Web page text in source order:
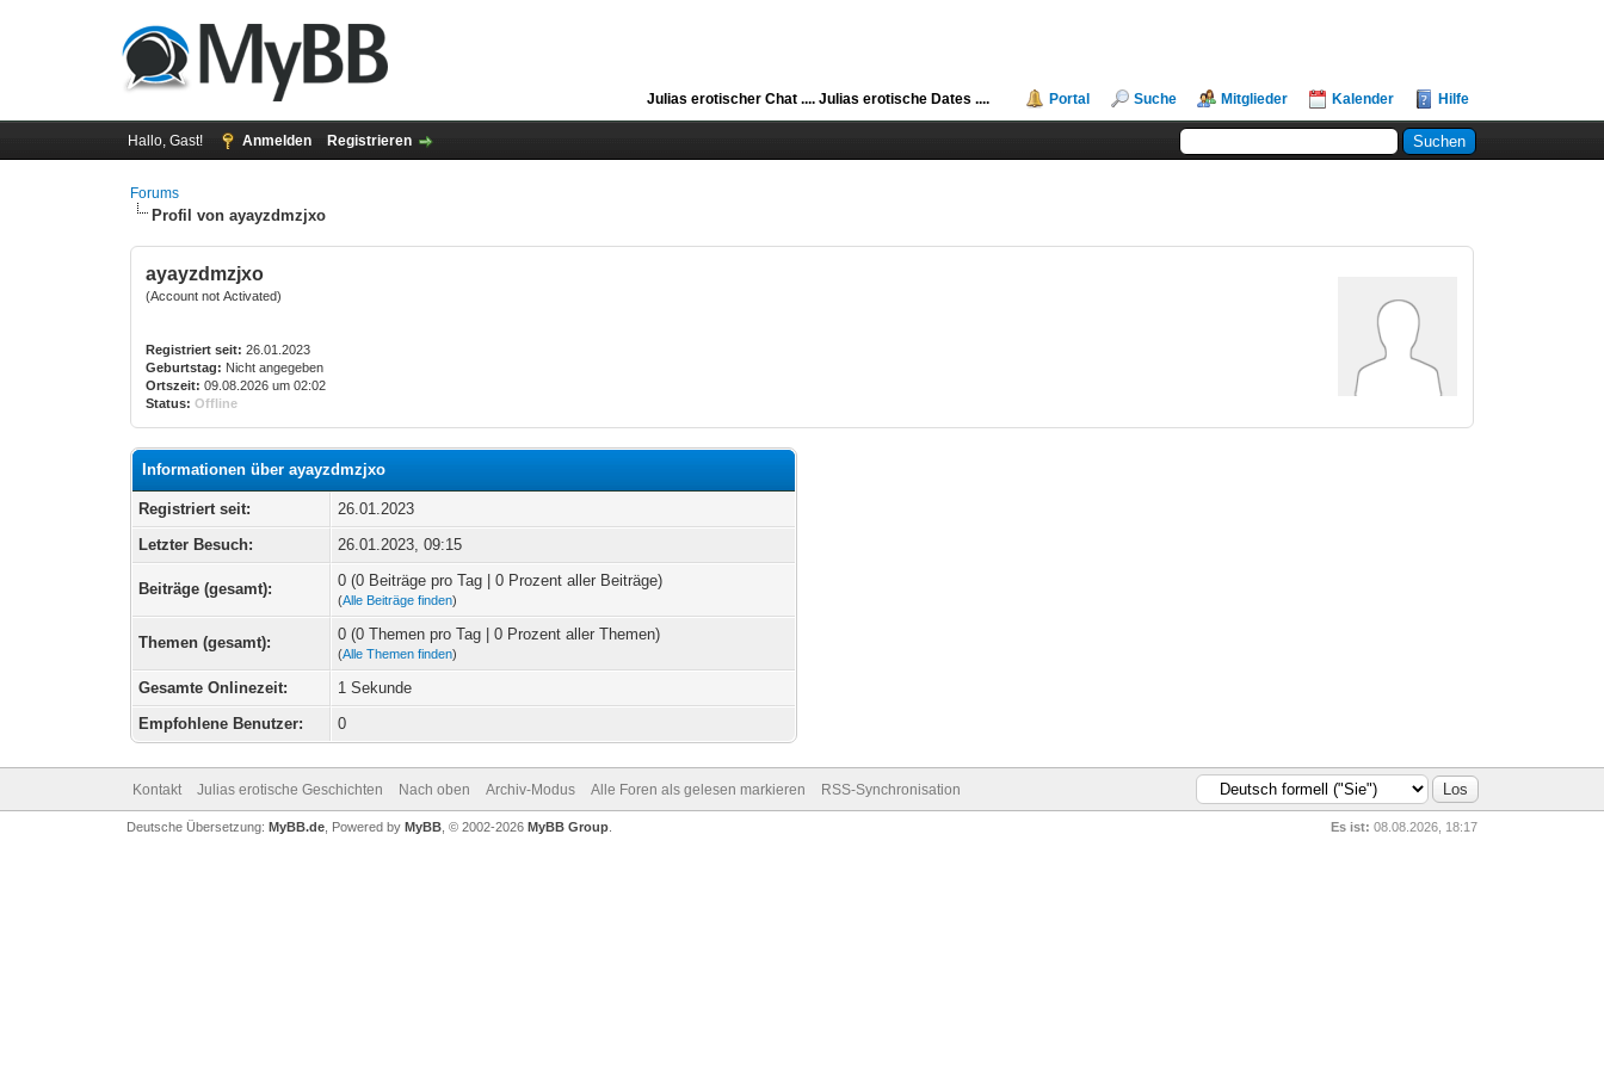
Julias erotischer Chat ....Julias erotische Dates .... Portal Suche Mitglieder Kalender Hilfe
Hallo, Gast! Anmelden Registrieren
Forums
Profil von ayayzdmzjxo
ayayzdmzjxo
(Account not Activated)
Registriert seit: 26.01.2023
Geburtstag: Nicht angegeben
Ortszeit: 09.08.2026 um 02:02
Status: Offline
Informationen über ayayzdmzjxo
Registriert seit:
26.01.2023
Letzter Besuch:
26.01.2023, 09:15
Beiträge (gesamt): 0 (0 Beiträge pro Tag | 0 Prozent aller Beiträge)
(Alle Beiträge finden)
Themen (gesamt): 0 (0 Themen pro Tag | 0 Prozent aller Themen)
(Alle Themen finden)
Gesamte Onlinezeit:
1 Sekunde
Empfohlene Benutzer:
0
Kontakt Julias erotische Geschichten Nach oben Archiv-Modus Alle Foren als gelesen markieren RSS-Synchronisation
Es ist: 08.08.2026, 18:17
Deutsche Übersetzung: MyBB.de, Powered by MyBB, © 2002-2026 MyBB Group.